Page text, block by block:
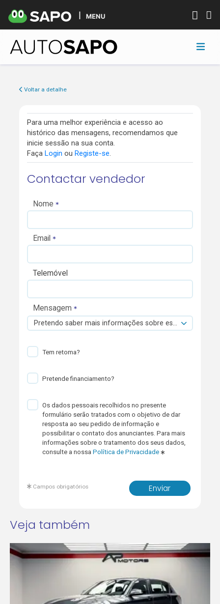
MENU
Voltar a detalhe
Para uma melhor experiência e acesso ao
histórico das mensagens, recomendamos que
inicie sessão na sua conta.
Faça Login ou Registe-se.
Contactar vendedor
Nome
Email
Telemóvel
Mensagem
Pretendo saber mais informações sobre esta viatura.
Tem retoma?
Pretende financiamento?
Os dados pessoais recolhidos no presente
formulário serão tratados com o objetivo de dar
resposta ao seu pedido de informação e
possibilitar o contato dos anunciantes. Para mais
informações sobre o tratamento dos seus dados,
consulte a nossaPolítica de Privacidade
Enviar
Campos obrigatórios
Veja também